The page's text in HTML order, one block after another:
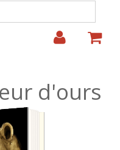
d'ours